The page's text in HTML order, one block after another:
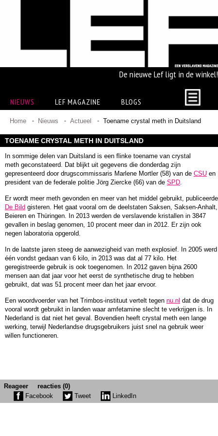
De nieuwe Lef ligt in de winkel!
NIEUWS LEF MAGAZINE BLOGS
Home Nieuws Actueel Toename crystal meth in Duitsland
TOENAME CRYSTAL METH IN DUITSLAND
In sommige delen van Duitsland is een flinke toename van crystal
meth geconstateerd. Dat blijkt uit gegevens die donderdag zijn
gepresenteerd door drugscommissaris Marlene Mortler (58) van de CSU en
president van de federale politie Jörg Ziercke (66) van de SPD
Er wordt meer meth gevonden en meer van het middel gebruikt, publiceerde
De Bild gisteren. Het gaat vooral om de deelstaten Saksen, Saksen-Anhalt,
Beieren en Thüringen. In 2013 werden de verslavende kristallen in 3847
gevallen in beslag genomen, 10 procent meer dan in 2012. Er zijn ook
negen laboratoria opgerold.
In de laatste jaren steeg de aanwezigheid van meth explosief. In 2005 werd
één vondst gedaan van 6 kilo, in 2013 was dat al 77 kilo. Het
geregistreerde gebruik is ook toegenomen. In 2012 gaven bijna 2600
mensen aan dat jaar voor het eerst de synthetische drug te hebben
gebruikt, dat was 51 procent meer dan het jaar ervoor.
Een woordvoerder van het Trimbos-instituut vertelt tegen nu.nl dat de drug
vooral wordt gebruikt in landen waar amfetamine slecht te verkrijgen is. In
Nederland is dat niet het geval. Bovendien heeft crystal meth een lange
werking, terwijl Nederlandse drugsgebruikers juist snel na gebruik weer
willen functioneren.
Reageer
reacties (0)
Facebook
Tweet LinkedIn